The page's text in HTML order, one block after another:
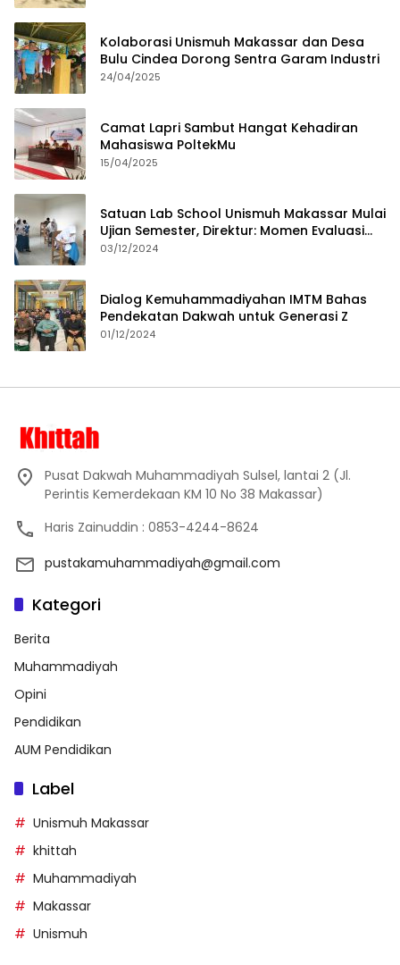
Kolaborasi Unismuh Makassar dan Desa
Bulu Cindea Dorong Sentra Garam Industri
24/04/2025
Camat Lapri Sambut Hangat Kehadiran
Mahasiswa PoltekMu
15/04/2025
Satuan Lab School Unismuh Makassar Mulai
Ujian Semester, Direktur: Momen Evaluasi
Proses Pembelajaran
03/12/2024
Dialog Kemuhammadiyahan IMTM Bahas
Pendekatan Dakwah untuk Generasi Z
01/12/2024
Pusat Dakwah Muhammadiyah Sulsel, lantai 2 (Jl.
Perintis Kemerdekaan KM 10 No 38 Makassar)
Haris Zainuddin : 0853-4244-8624
pustakamuhammadiyah@gmail.com
Kategori
Berita
Muhammadiyah
Opini
Pendidikan
AUM Pendidikan
Label
Unismuh Makassar
khittah
Muhammadiyah
Makassar
Unismuh